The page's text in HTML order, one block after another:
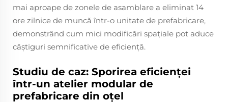
mai aproape de zonele de asamblare a eliminat 14
ore zilnice de muncă într-o unitate de prefabricare,
demonstrând cum mici modificări spațiale pot aduce
câștiguri semnificative de eficiență.
Studiu de caz: Sporirea eficienței
într-un atelier modular de
prefabricare din oțel